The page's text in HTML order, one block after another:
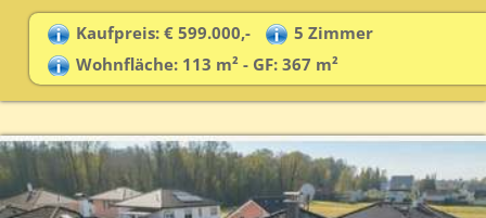
Kaufpreis: € 599.000,-
5 Zimmer
Wohnfläche: 113 m² - GF: 367 m²